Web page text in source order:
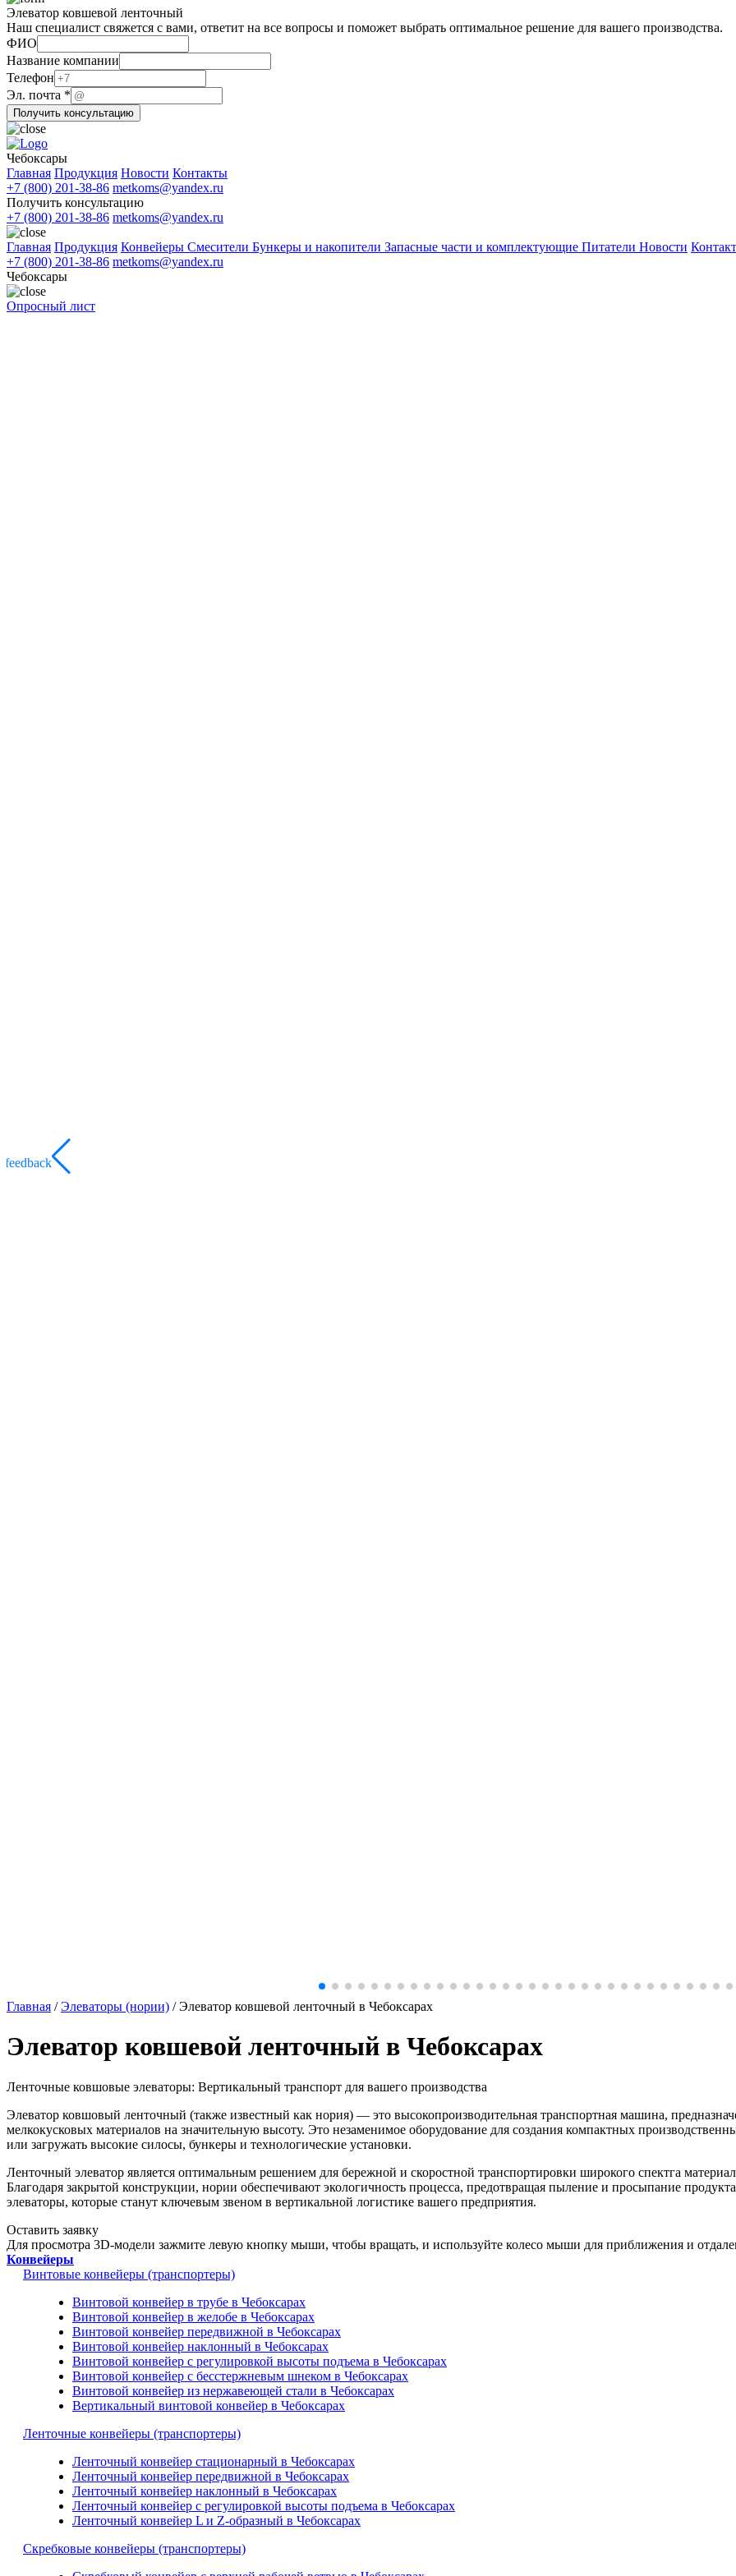
Элеватор ковшевой ленточный
Наш специалист свяжется с вами, ответит на все вопросы и поможет выбрать оптимальное решение для вашего производства.
ФИО
Название компании
Название
компании
почта
Телефон
Эл. почта *
Получить консультацию
Чебоксары
Главная Продукция Новости Контакты
+7 (800) 201-38-86 metkoms@yandex.ru
Получить консультацию
+7 (800) 201-38-86 metkoms@yandex.ru
Главная Продукция Конвейеры Смесители Бункеры и накопители Запасные части и комплектующие Питатели Новости
+7 (800) 201-38-86 metkoms@yandex.ru
Чебоксары
Опросный лист
Главная /Элеваторы (нории) /Элеватор ковшевой ленточный в Чебоксарах
Элеватор ковшевой ленточный в Чебоксарах
Ленточные ковшовые элеваторы: Вертикальный транспорт для вашего производства
Элеватор ковшовый ленточный (также известный как нория) — это высокопроизводительная транспортная машина,
мелкокусковых материалов на значительную высоту. Это незаменимое оборудование для создания компактных
или загружать высокие силосы, бункеры и технологические установки.
Ленточный элеватор является оптимальным решением для бережной и скоростной транспортировки широкого спектга
Благодаря закрытой конструкции, нории обеспечивают экологичность процесса, предотвращая пыление и просыпание
элеваторы, которые станут ключевым звеном в вертикальной логистике вашего предприятия.
Оставить заявку
Для просмотра 3D-модели зажмите левую кнопку мыши, чтобы вращать, и используйте колесо мыши для приближения и
Конвейеры
Винтовые конвейеры (транспортеры)
Винтовой конвейер в трубе в Чебоксарах
Винтовой конвейер в желобе в Чебоксарах
Винтовой конвейер передвижной в Чебоксарах
Винтовой конвейер наклонный в Чебоксарах
Винтовой конвейер с регулировкой высоты подъема в Чебоксарах
Винтовой конвейер с бесстержневым шнеком в Чебоксарах
Винтовой конвейер из нержавеющей стали в Чебоксарах
Вертикальный винтовой конвейер в Чебоксарах
Ленточные конвейеры (транспортеры)
Ленточный конвейер стационарный в Чебоксарах
Ленточный конвейер передвижной в Чебоксарах
Ленточный конвейер наклонный в Чебоксарах
Ленточный конвейер с регулировкой высоты подъема в Чебоксарах
Ленточный конвейер L и Z-образный в Чебоксарах
Скребковые конвейеры (транспортеры)